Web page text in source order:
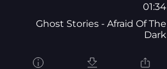
01:34
Ghost Stories - Afraid Of The
Dark